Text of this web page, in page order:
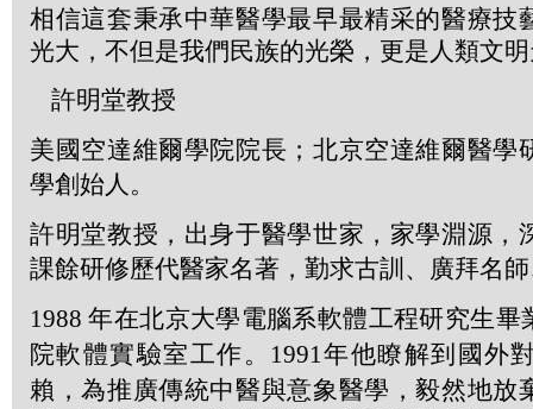
相信這套秉承中華醫學最早最精采的醫療技
光大，不但是我們民族的光榮，更是人類文
許明堂教授
美國空達維爾學院院長；北京空達維爾醫學
學創始人。
許明堂教授，出身于醫學世家，家學淵源，
課餘研修歷代醫家名著，勤求古訓、廣拜名
1988年在北京大學電腦系軟體工程研究生畢
院軟體實驗室工作。 1991年他瞭解到國外
賴，為推廣傳統中醫與意象醫學，毅然地放